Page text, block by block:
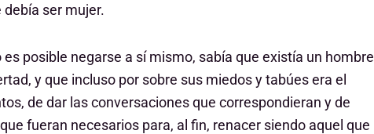
ser mujer.
posible negarse a sí mismo, sabía que existía un hombre
y que incluso por sobre sus miedos y tabúes era el
de dar las conversaciones que correspondieran y de
fueran necesarios para, al fin, renacer siendo aquel que